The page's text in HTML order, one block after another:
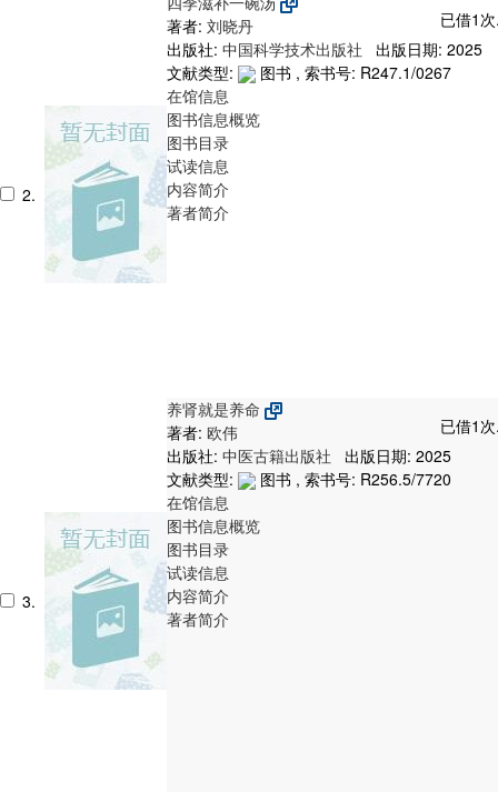
2.
已借1
著者: 刘晓丹
出版社: 中国科学技术出版社
出版日期: 2025
文献类型:
图书 , 索书号: R247.1/0267
在馆信息
图书信息概览
图书目录
试读信息
内容简介
著者简介
3.
养肾就是养命
已借1
著者: 欧伟
出版社: 中医古籍出版社
出版日期: 2025
文献类型:
图书 , 索书号: R256.5/7720
在馆信息
图书信息概览
图书目录
试读信息
内容简介
著者简介